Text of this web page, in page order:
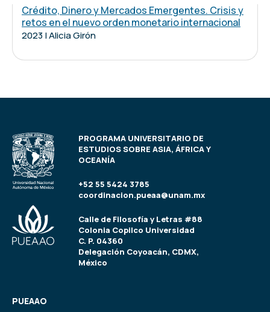
Crédito, Dinero y Mercados Emergentes. Crisis y
retos en el nuevo orden monetario internacional
2023 | Alicia Girón
PROGRAMA UNIVERSITARIO DE
ESTUDIOS SOBRE ASIA, ÁFRICA Y
OCEANÍA
+52 55 5424 3785
coordinacion.pueaa@unam.mx
Calle de Filosofía y Letras #88
Colonia Copilco Universidad
C. P. 04360
Delegación Coyoacán, CDMX,
México
PUEAAO